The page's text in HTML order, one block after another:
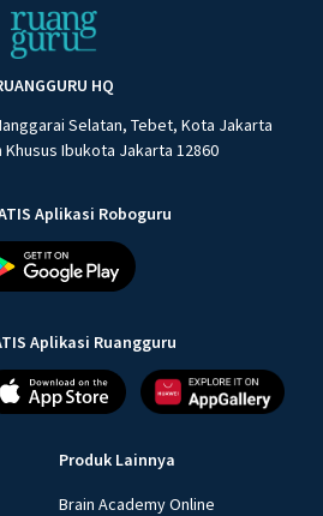
HQ
Selatan, Tebet, Kota Jakarta
Khusus Ibukota Jakarta 12860
Aplikasi Roboguru
Aplikasi Ruangguru
Produk Lainnya
Brain Academy Online